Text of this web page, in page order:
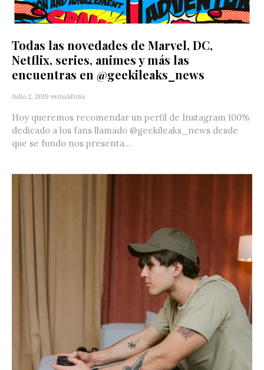
Todas las novedades de Marvel, DC,
Netflix, series, animes y más las
encuentras en @geekileaks_news
Julio 2, 2019 mivaldivia
Hoy queremos recomendar un perfil de Instagram 100%
dedicado a los fans llamado @geekileaks_news desde
que se fundo nos presenta...